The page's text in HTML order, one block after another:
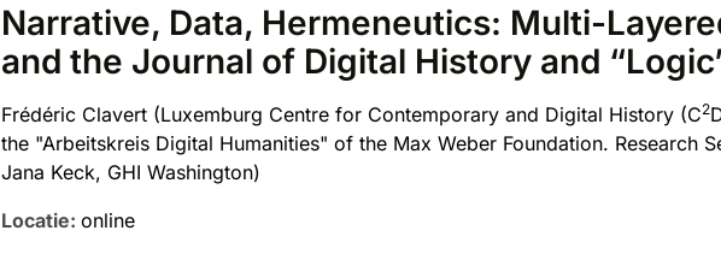
Narrative, Data, Hermeneutics: Multi-
and the Journal of Digital History and
Frédéric Clavert (Luxemburg Centre for Contemporary and Digital History (C2
the "Arbeitskreis Digital Humanities" of the Max Weber Foundation. Research
Jana Keck, GHI Washington)
Locatie: online